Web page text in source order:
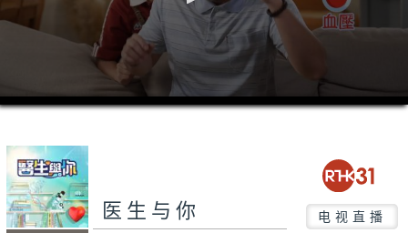
0
seconds
minutes,
seconds
医生与你 电视直播